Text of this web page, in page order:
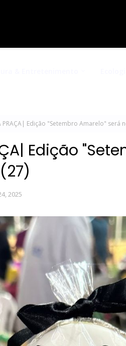
PRAÇA| Edição "Setembro Amarelo" será
Edição
2025